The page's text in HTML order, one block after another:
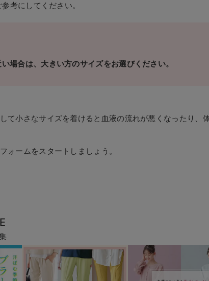
考にしてください。
場合は、大きい方のサイズをお選びください。
小さなサイズを着けると血液の流れが悪くなったり、
ォームをスタートしましょう。